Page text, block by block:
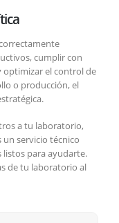
cumplir con
optimizar el control de
o producción, el
a tu laboratorio,
un servicio técnico
listos para ayudarte.
de tu laboratorio al